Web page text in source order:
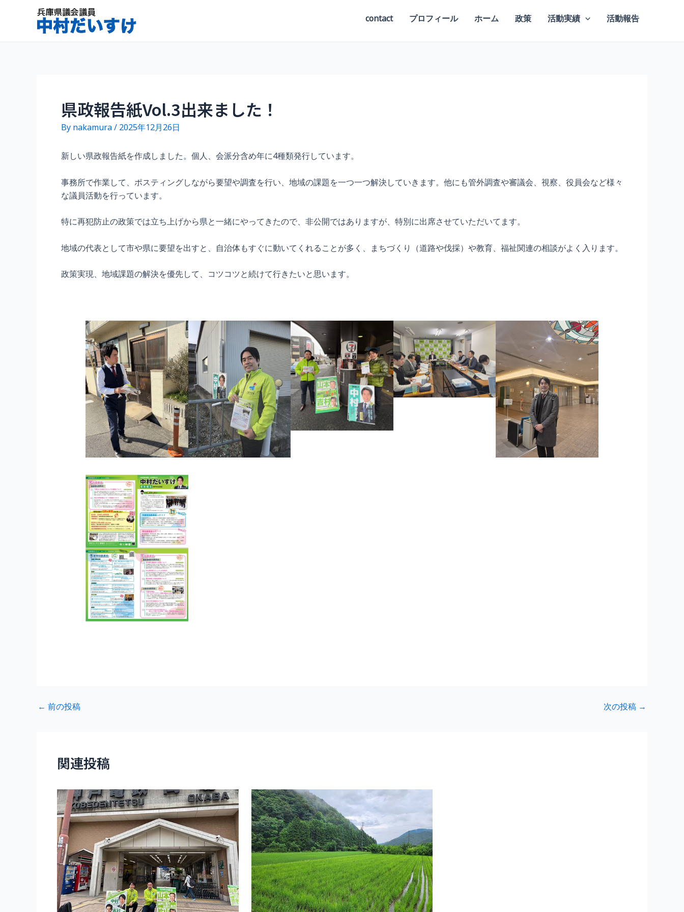
contact プロフィール ホーム 政策 活動実績 活動報告
県政報告紙Vol.3出来ました！
Bynakamura/2025年12月26日
新しい県政報告紙を作成しました。個人、会派分含め年に4種類発行しています。
事務所で作業して、ポスティングしながら要望や調査を行い、地域の課題を一つ一つ解決していきます。他にも管外調査や審議会、視察、役員会など様々
な議員活動を行っています。
特に再犯防止の政策では立ち上げから県と一緒にやってきたので、非公開ではありますが、特別に出席させていただいてます。
地域の代表として市や県に要望を出すと、自治体もすぐに動いてくれることが多く、まちづくり（道路や伐採）や教育、福祉関連の相談がよく入ります。
政策実現、地域課題の解決を優先して、コツコツと続けて行きたいと思います。
Post
← 前の投稿 次の投稿 →
関連投稿